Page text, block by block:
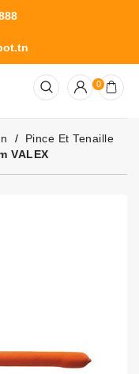
0
Pince Et Tenaille
VALEX